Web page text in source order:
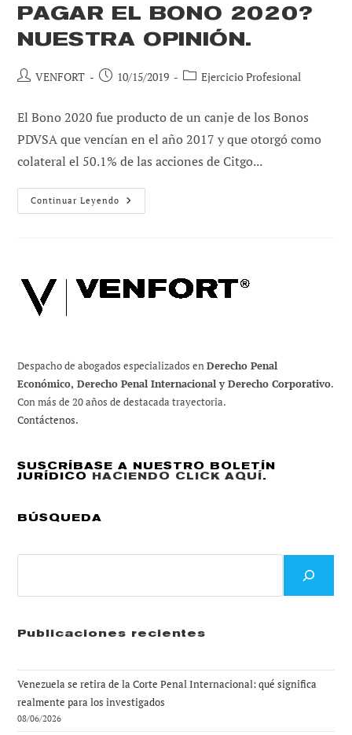
PAGAR EL BONO 2020?
NUESTRA OPINIÓN.
Autor
la
entrada:
VENFORT
Publicación
la
entrada:
10/15/2019
Categoría
entrada:
Ejercicio Profesional
El Bono 2020 fue producto de un canje de los Bonos
PDVSA que vencían en el año 2017 y que otorgó como
colateral el 50.1% de las acciones de Citgo...
Continuar Leyendo ¿Venezuela
Debe
Opinión.
Despacho de abogados especializados enDerecho Penal
Económico, Derecho Penal Internacional y Derecho Corporativo.
Con más de 20 años de destacada trayectoria.
Contáctenos.
SUSCRÍBASE A NUESTRO BOLETÍN
JURÍDICO HACIENDO CLICK AQUÍ.
BÚSQUEDA
Publicaciones recientes
Venezuela se retira de la Corte Penal Internacional: qué significa
realmente para los investigados
08/06/2026